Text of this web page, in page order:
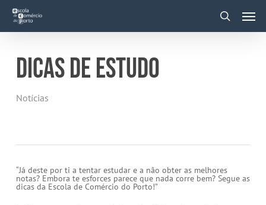
main
DICAS DE ESTUDO
Notícias
“Já deste por ti a tentar estudar e a não obter as melhores
notas? Embora te esforces parece que nada corre bem? Segue as
dicas da Escola de Comércio do Porto!”